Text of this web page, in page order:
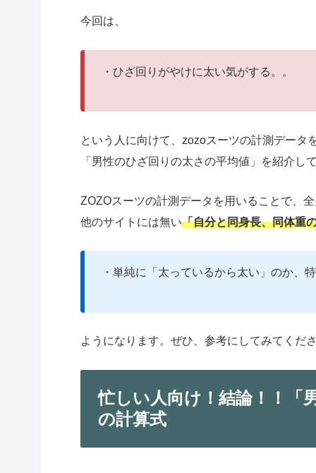
今回は、
・ひざ回りがやけに太い気がする。。
という人に向けて、zozoスーツの計測データ
「男性のひざ回りの太さの平均値」を紹介し
ZOZOスーツの計測データを用いることで、
他のサイトには無い「自分と同身長、同体重
・単純に「太っているから太い」のか、
ようになります。ぜひ、参考にしてみてくだ
忙しい人向け！結論！！「
の計算式